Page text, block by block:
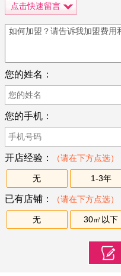
点击快速留言
您的姓名：
您的手机：
开店经验： （请在下方点选）
无 1-3年
已有店铺： （请在下方点选）
无 30㎡以下